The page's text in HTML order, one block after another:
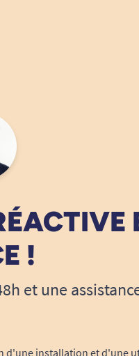
!
et une
d'une installation et d'une